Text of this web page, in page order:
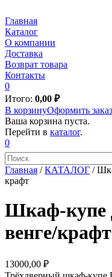
Главная
Каталог
О компании
Доставка
Возврат товара
Контакты
0
Итого: 0,00 ₽
В корзинуОформить заказ
Ваша корзина пуста.
Перейти в каталог.
0
Главная / КАТАЛОГ /
крафт
Шкаф-купе
венге/крафт
13000,00 ₽